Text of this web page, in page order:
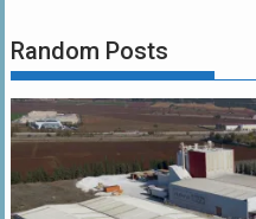
Random Posts